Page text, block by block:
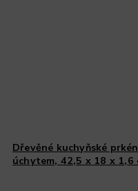
Dřevěné kuchyňské
úchytem, 42,5 x 18 x 1,6